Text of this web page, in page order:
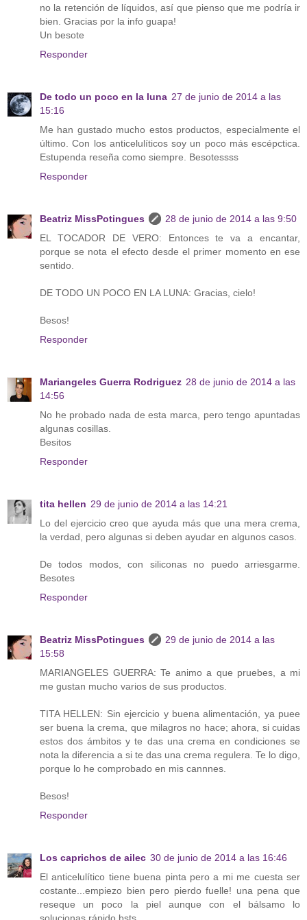
no la retención de líquidos, así que pienso que me podría ir
bien. Gracias por la info guapa!
Un besote
Responder
De todo un poco en la luna 27 de junio de 2014 a las
15:16
Me han gustado mucho estos productos, especialmente el
último. Con los anticelulíticos soy un poco más escépctica.
Estupenda reseña como siempre. Besotessss
Responder
Beatriz MissPotingues
28 de junio de 2014 a las 9:50
EL TOCADOR DE VERO: Entonces te va a encantar,
porque se nota el efecto desde el primer momento en ese
sentido.
DE TODO UN POCO EN LA LUNA: Gracias, cielo!
Besos!
Responder
Mariangeles Guerra Rodriguez 28 de junio de 2014 a las
14:56
No he probado nada de esta marca, pero tengo apuntadas
algunas cosillas.
Besitos
Responder
tita hellen 29 de junio de 2014 a las 14:21
Lo del ejercicio creo que ayuda más que una mera crema,
la verdad, pero algunas si deben ayudar en algunos casos.
De todos modos, con siliconas no puedo arriesgarme.
Besotes
Responder
Beatriz MissPotingues
29 de junio de 2014 a las
15:58
MARIANGELES GUERRA: Te animo a que pruebes, a mi
me gustan mucho varios de sus productos.
TITA HELLEN: Sin ejercicio y buena alimentación, ya puee
ser buena la crema, que milagros no hace; ahora, si cuidas
estos dos ámbitos y te das una crema en condiciones se
nota la diferencia a si te das una crema regulera. Te lo digo,
porque lo he comprobado en mis cannnes.
Besos!
Responder
Los caprichos de ailec 30 de junio de 2014 a las 16:46
El anticelulítico tiene buena pinta pero a mi me cuesta ser
costante...empiezo bien pero pierdo fuelle! una pena que
reseque un poco la piel aunque con el bálsamo lo
solucionas rápido.bsts